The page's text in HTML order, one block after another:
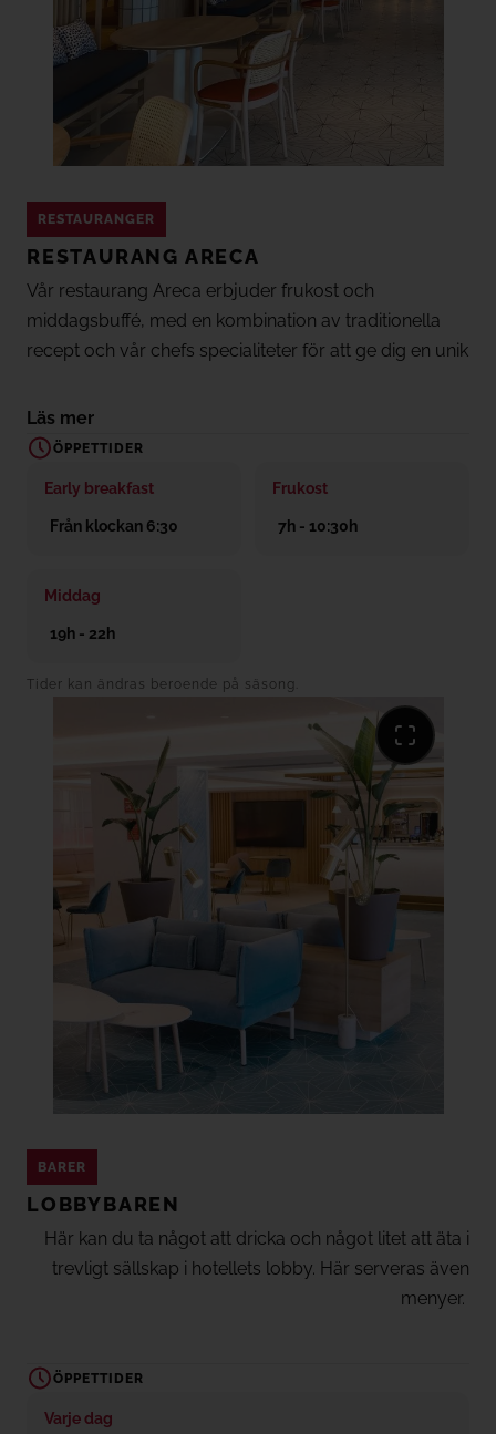
RESTAURANGER
RESTAURANG ARECA
Vår restaurang Areca erbjuder frukost och
middagsbuffé, med en kombination av traditionella
recept och vår chefs specialiteter för att ge dig en unik
Läs mer
ÖPPETTIDER
Early breakfast
Från klockan 6:30
Frukost
7h - 10:30h
Middag
19h - 22h
Tider kan ändras beroende på säsong.
BARER
LOBBYBAREN
Här kan du ta något att dricka och något litet att äta i
trevligt sällskap i hotellets lobby. Här serveras även
menyer.
ÖPPETTIDER
Varje dag